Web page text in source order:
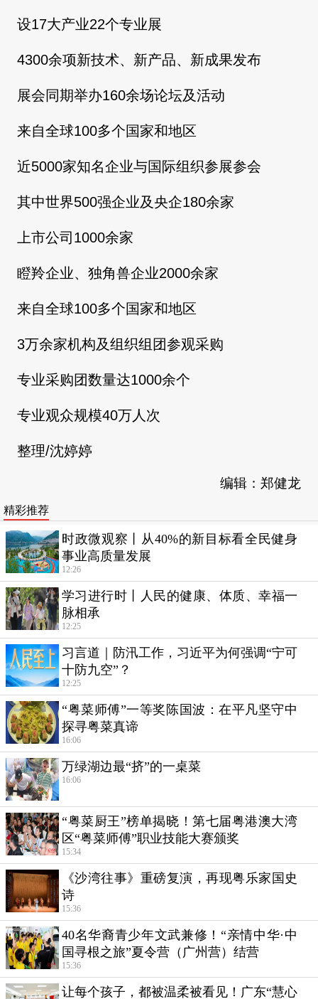
设17大产业22个专业展
4300余项新技术、新产品、新成果发布
展会同期举办160余场论坛及活动
来自全球100多个国家和地区
近5000家知名企业与国际组织参展参会
其中世界500强企业及央企180余家
上市公司1000余家
瞪羚企业、独角兽企业2000余家
来自全球100多个国家和地区
3万余家机构及组织组团参观采购
专业采购团数量达1000余个
专业观众规模40万人次
整理/沈婷婷
编辑：郑健龙
精彩推荐